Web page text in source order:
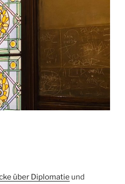
über Diplomatie und